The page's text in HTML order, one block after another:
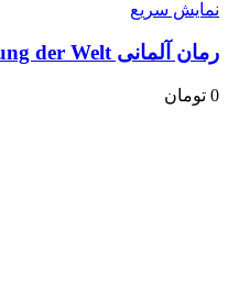
نمایش سریع
رمان آلمانی Die Vermessung der Welt
0 تومان